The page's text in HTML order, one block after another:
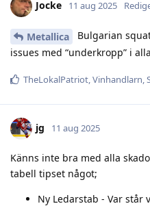
Jocke 11 aug 2025
Metallica
Bulgarian
issues med “underkropp” i
TheLokalPatriot,Vinhandlarn,
jg 11 aug 2025
Känns inte bra med alla
tabell tipset något;
Ny Ledarstab - Var står